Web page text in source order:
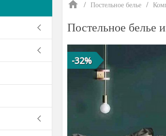
Постельное белье
Постельное
-32%